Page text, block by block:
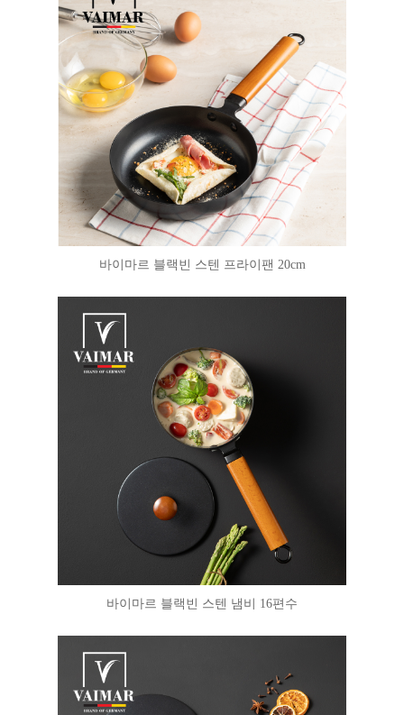
바이마르 블랙빈 스텐 프라이팬 20cm
바이마르 블랙빈 스텐 냄비 16편수